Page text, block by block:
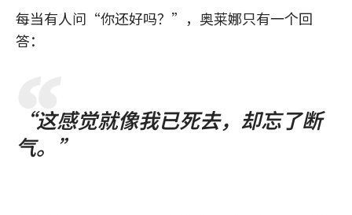
每当有人问“你还好吗？”，奥莱娜只有一个回
答：
“这感觉就像我已死去，却忘了断
气。”